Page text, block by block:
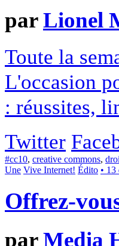
parLionel
Toute la
L'occasion
: réussites,
Twitter
#cc10, creative commons,
Une Vive Internet! Édito • 13
Offrez-
parMedia